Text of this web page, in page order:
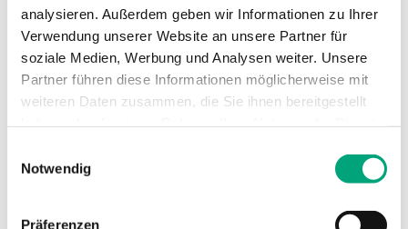
analysieren. Außerdem geben wir Informationen zu Ihrer
Verwendung unserer Website an unsere Partner für
soziale Medien, Werbung und Analysen weiter. Unsere
Partner führen diese Informationen möglicherweise mit
weiteren Daten zusammen, die Sie ihnen bereitgestellt
Notwendig
Präferenzen
Andere Dokumentation
Resistance table (EN)
Zubehör